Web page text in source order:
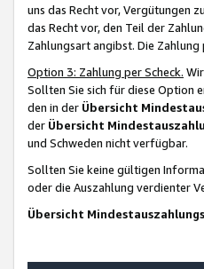
uns das Recht vor, Vergütungen
das Recht vor, den Teil der
Zahlungsart angibst. Die
Option 3: Zahlung per Scheck.
Sollten Sie sich für diese Option
den in der Übersicht
der Übersicht
und Schweden nicht verfügbar.
Sollten Sie keine gültigen
oder die Auszahlung verdienter
Übersicht